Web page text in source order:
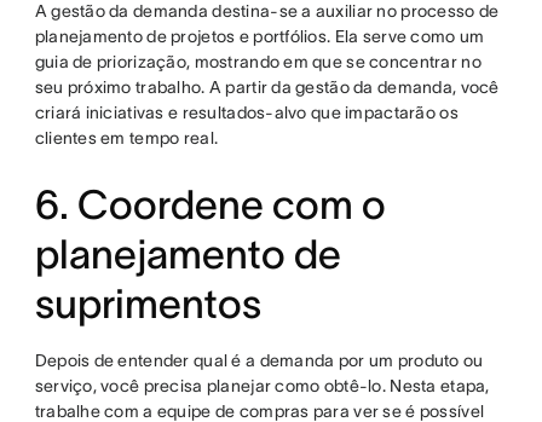
A gestão da demanda destina-se a auxiliar no processo de
planejamento de projetos e portfólios. Ela serve como um
guia de priorização, mostrando em que se concentrar no
seu próximo trabalho. A partir da gestão da demanda, você
criará iniciativas e resultados-alvo que impactarão os
clientes em tempo real.
6. Coordene com o
planejamento de
suprimentos
Depois de entender qual é a demanda por um produto ou
serviço, você precisa planejar como obtê-lo. Nesta etapa,
trabalhe com a equipe de compras para ver se é possível